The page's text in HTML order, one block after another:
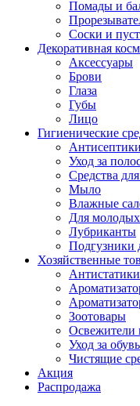
Помады и
Соски и
Декоративная
Аксессуары
Брови
Глаза
Губы
Лицо
Гигиенические
Антисептики
Уход за
Средства
Мыло
Влажные
Для
Лубриканты
Подгузники
Хозяйственные
Антистатики
Зоотовары
Освежители
Уход за
Чистящие
Акция
Распродажа